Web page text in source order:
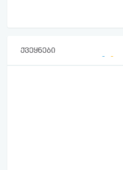
ქვეყნები